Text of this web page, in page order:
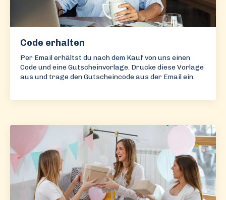
Code erhalten
Per Email erhältst du nach dem Kauf von uns einen
Code und eine Gutscheinvorlage. Drucke diese Vorlage
aus und trage den Gutscheincode aus der Email ein.